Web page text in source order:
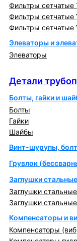
Фильтры сетчатые
Фильтры сетчатые
Фильтры сетчатые
Элеваторы и
Элеваторы
Детали
Болты, гайки и
Болты
Гайки
Шайбы
Винт-шурупы,
Грувлок
Заглушки стальные
Заглушки
Заглушки
Компенсаторы и
Компенсаторы